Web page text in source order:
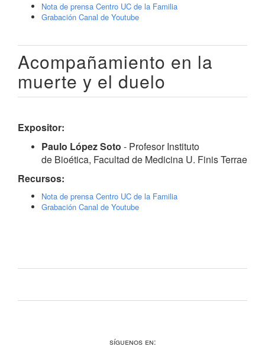
Nota de prensa Centro UC de la Familia
Grabación Canal de Youtube
Acompañamiento en la
muerte y el duelo
Expositor:
Paulo López Soto - Profesor Instituto
de Bioética, Facultad de Medicina U. Finis Terrae
Recursos:
Nota de prensa Centro UC de la Familia
Grabación Canal de Youtube
Síguenos en: